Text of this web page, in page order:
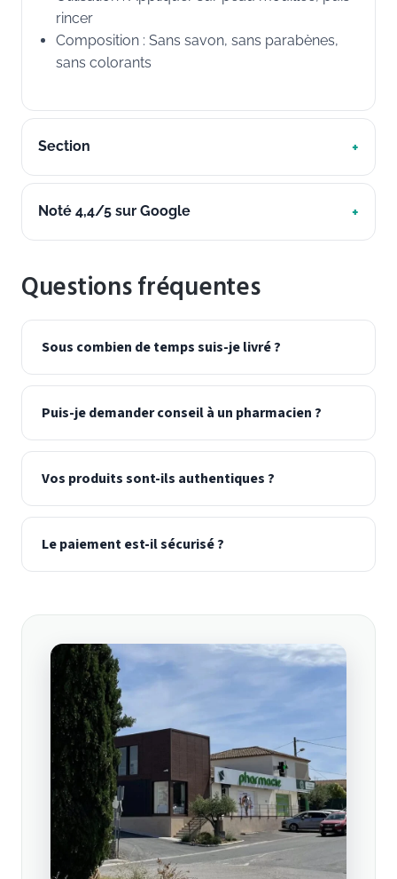
rincer
Composition : Sans savon, sans parabènes,
sans colorants
Section
Noté 4,4/5 sur Google
Questions fréquentes
Sous combien de temps suis-je livré ?
Puis-je demander conseil à un pharmacien ?
Vos produits sont-ils authentiques ?
Le paiement est-il sécurisé ?